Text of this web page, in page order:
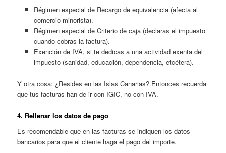
Régimen especial de Recargo de equivalencia (afecta al
comercio minorista).
Régimen especial de Criterio de caja (declaras el impuesto
cuando cobras la factura).
Exención de IVA, si te dedicas a una actividad exenta del
impuesto (sanidad, educación, dependencia, etcétera).
Y otra cosa: ¿Resides en las Islas Canarias? Entonces recuerda
que tus facturas han de ir con IGIC, no con IVA.
4. Rellenar los datos de pago
Es recomendable que en las facturas se indiquen los datos
bancarios para que el cliente haga el pago del importe.